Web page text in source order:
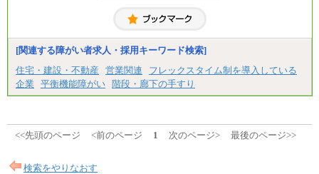
【契約社員】月給200,000円～
[関連する障がい者求人・採用キーワード検索]
住宅・建設・不動産
営業関連
フレックスタイム制を導入している
企業
平衡機能障がい 階段・廊下の手すり
<<先頭のページ <前のページ 1 次のページ> 最後のページ>>
検索をやりなおす